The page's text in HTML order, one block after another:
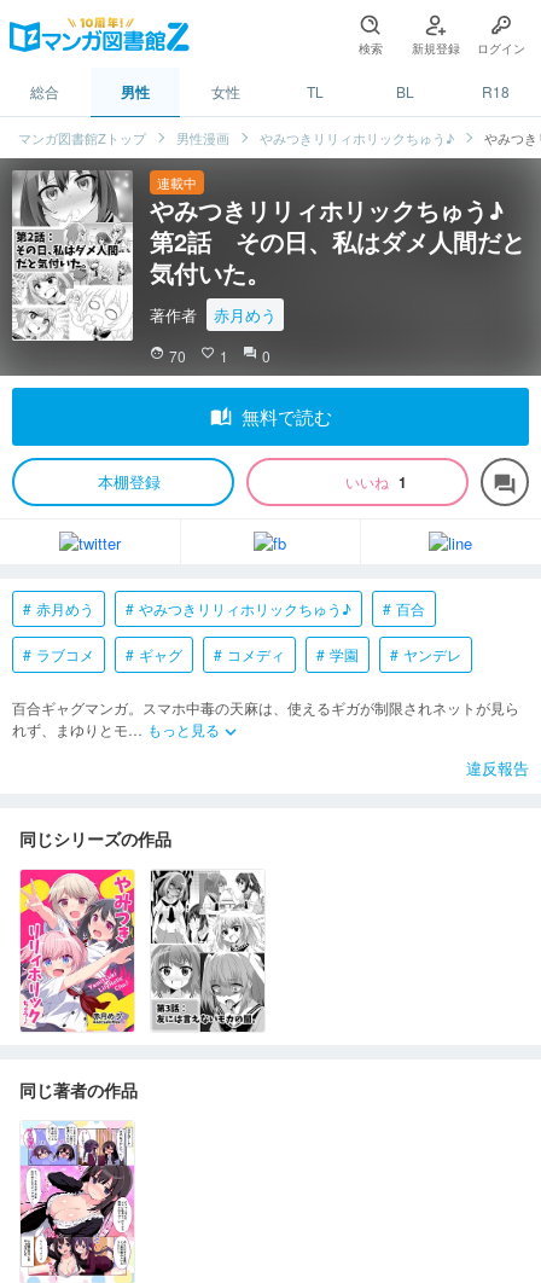
検索 新規登録 ログイン
総合 男性 女性 TL BL R18
マンガ図書館Zトップ 男性漫画 やみつきリリィホリックちゅう♪ やみつ
連載中
やみつきリリィホリックちゅう♪
第2話 その日、私はダメ人間だと
気付いた。
著作者 赤月めう
face 70 favorite_border 1 question_answer 0
auto_stories 無料で読む
本棚登録 いいね 1 forum
赤月めう やみつきリリィホリックちゅう♪ 百合
ラブコメ ギャグ コメディ 学園 ヤンデレ
百合ギャグマンガ。スマホ中毒の天麻は、使えるギガが制限されネットが見ら
れず、まゆりとモ… もっと見る keyboard_arrow_down
違反報告
同じシリーズの作品
同じ著者の作品